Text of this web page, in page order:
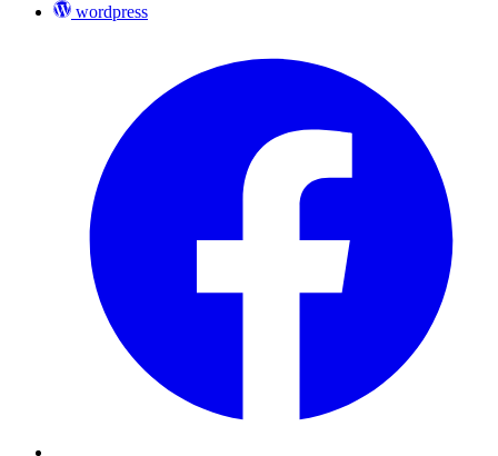
wordpress